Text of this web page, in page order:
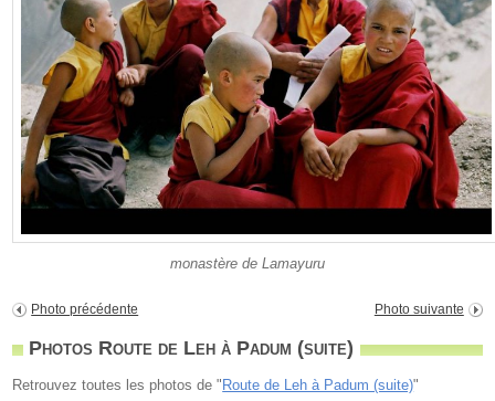
monastère de Lamayuru
Photo précédente Photo suivante
Photos Route de Leh à Padum (suite)
Retrouvez toutes les photos de " Route de Leh à Padum (suite)"